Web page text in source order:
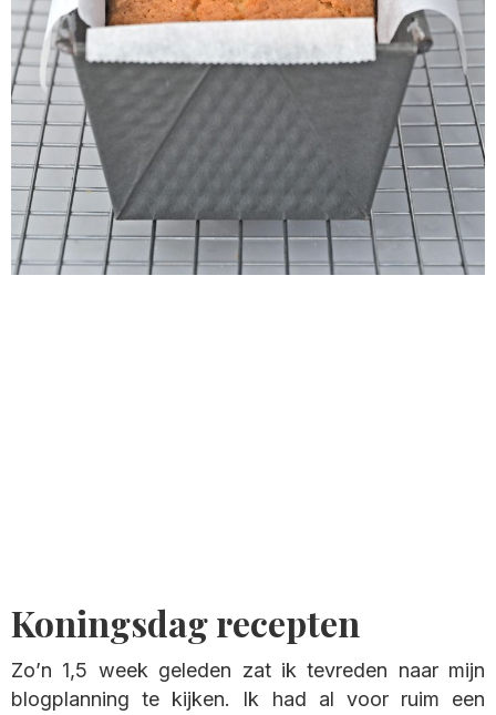
Koningsdag recepten
Zo’n 1,5 week geleden zat ik tevreden naar mijn
blogplanning te kijken. Ik had al voor ruim een